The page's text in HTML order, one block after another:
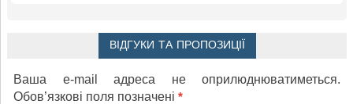
ВІДГУКИ ТА ПРОПОЗИЦІЇ
Ваша e-mail адреса не оприлюднюватиметься.
Обов’язкові поля позначені *